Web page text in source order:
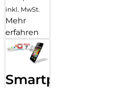
inkl. MwSt.
Mehr
erfahren
Smartphone